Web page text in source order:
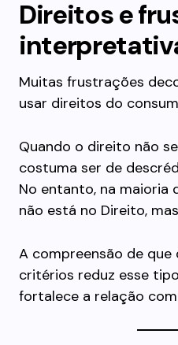
Direitos e
Muitas frustrações
usar direitos do
Quando o direito não
costuma ser de
No entanto, na maioria
não está no Direito,
A compreensão de
critérios reduz esse
fortalece a relação